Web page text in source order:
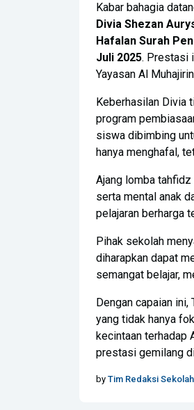
Kabar bahagia
Divia Shezan
Hafalan Surah
Juli 2025. Prestasi
Yayasan Al
Keberhasilan Divia
program
siswa dibimbing
hanya menghafal,
Ajang lomba
serta mental anak
pelajaran berharga
Pihak sekolah
diharapkan dapat
semangat belajar,
Dengan capaian
yang tidak hanya
kecintaan terhadap
prestasi gemilang
by Tim Redaksi Sekolah